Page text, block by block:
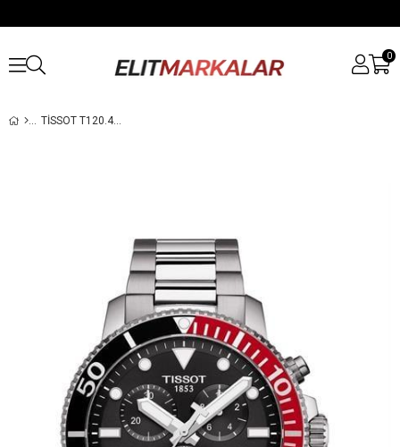
0
TISSOT T120.417.11.051.01 ERKEK KOL SAATI